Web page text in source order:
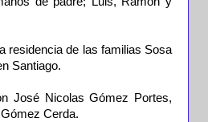
residencia de las familias Sosa
Santiago.
José Nicolas Gómez Portes,
Cerda.